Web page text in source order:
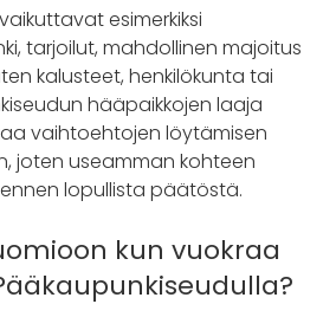
esimerkiksi
tarjoilut, mahdollinen majoitus
kalusteet, henkilökunta tai
hääpaikkojen laaja
vaihtoehtojen löytämisen
joten useamman kohteen
lopullista päätöstä.
kun vuokraa